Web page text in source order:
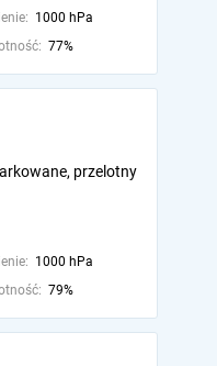
1000 hPa
77%
przelotny
1000 hPa
79%